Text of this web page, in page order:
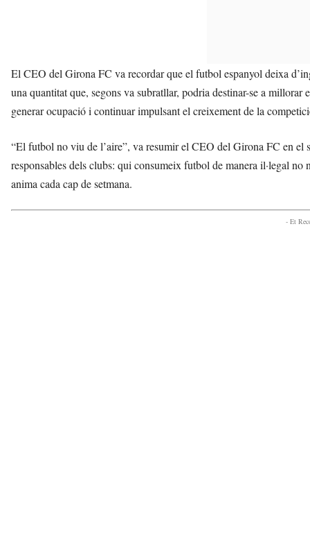
El CEO del Girona FC va recordar que el futbol espanyol deixa
una quantitat que, segons va subratllar, podria destinar-se a
generar ocupació i continuar impulsant el creixement de la
“El futbol no viu de l’aire”, va resumir el CEO del Girona FC en el
responsables dels clubs: qui consumeix futbol de manera il·legal
anima cada cap de setmana.
- Et